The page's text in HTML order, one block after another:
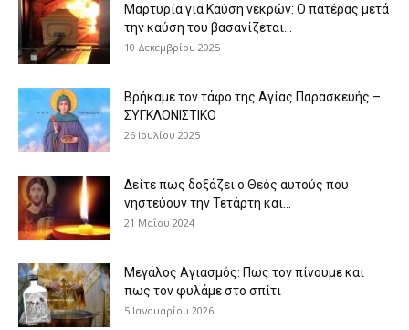
Μαρτυρία για Καύση νεκρών: Ο πατέρας μετά
την καύση του βασανίζεται...
10 Δεκεμβρίου 2025
Βρήκαμε τον τάφο της Αγίας Παρασκευής –
ΣΥΓΚΛΟΝΙΣΤΙΚΟ
26 Ιουλίου 2025
Δείτε πως δοξάζει ο Θεός αυτούς που
νηστεύουν την Τετάρτη και...
21 Μαΐου 2024
Μεγάλος Αγιασμός: Πως τον πίνουμε και
πως τον φυλάμε στο σπίτι
5 Ιανουαρίου 2026